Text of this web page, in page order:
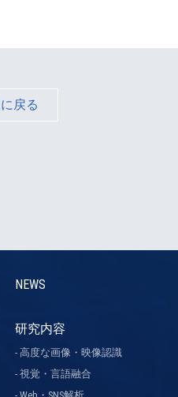
戻る
NEWS
研究内容
高度な画像・映像認識
視覚・言語融合